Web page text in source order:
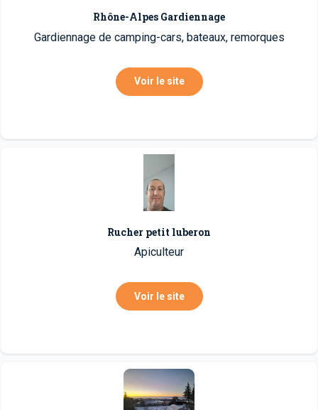
Rhône-Alpes Gardiennage
Gardiennage de camping-cars, bateaux, remorques
Voir le site
Rucher petit luberon
Apiculteur
Voir le site